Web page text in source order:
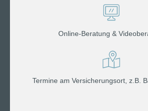
Online-Beratung &
Termine am Versicherungsort, z.B.